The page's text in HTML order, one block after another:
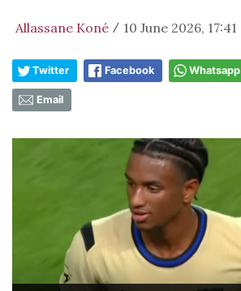
Allassane Koné / 10 June 2026, 17:41
Twitter Facebook Whatsapp
Email